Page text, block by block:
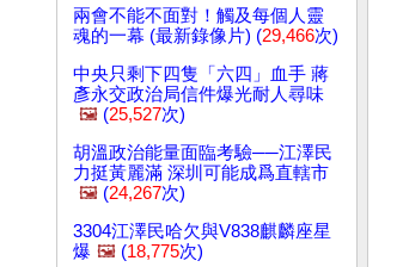
兩會不能不面對！觸及每個人靈
魂的一幕 (最新錄像片) (29,466次)
中央只剩下四隻「六四」血手 蔣
彥永交政治局信件爆光耐人尋味
🖼️ (25,527次)
胡溫政治能量面臨考驗──江澤民
力挺黃麗滿 深圳可能成爲直轄市
🖼️ (24,267次)
3304江澤民哈欠與V838麒麟座星
爆 🖼️ (18,775次)